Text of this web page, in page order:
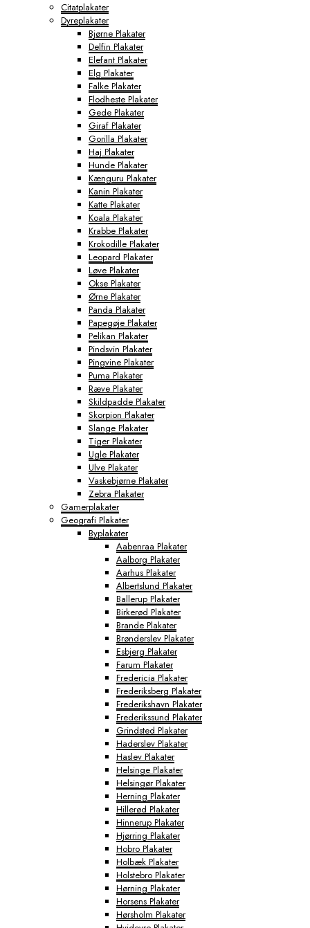
Citatplakater
Dyreplakater
Bjørne Plakater
Delfin Plakater
Elefant Plakater
Elg Plakater
Falke Plakater
Flodheste Plakater
Gede Plakater
Giraf Plakater
Gorilla Plakater
Haj Plakater
Hunde Plakater
Kænguru Plakater
Kanin Plakater
Katte Plakater
Koala Plakater
Krabbe Plakater
Krokodille Plakater
Leopard Plakater
Løve Plakater
Okse Plakater
Ørne Plakater
Panda Plakater
Papegøje Plakater
Pelikan Plakater
Pindsvin Plakater
Pingvine Plakater
Puma Plakater
Ræve Plakater
Skildpadde Plakater
Skorpion Plakater
Slange Plakater
Tiger Plakater
Ugle Plakater
Ulve Plakater
Vaskebjørne Plakater
Zebra Plakater
Gamerplakater
Geografi Plakater
Byplakater
Aabenraa Plakater
Aalborg Plakater
Aarhus Plakater
Albertslund Plakater
Ballerup Plakater
Birkerød Plakater
Brande Plakater
Brønderslev Plakater
Esbjerg Plakater
Farum Plakater
Fredericia Plakater
Frederiksberg Plakater
Frederikshavn Plakater
Frederikssund Plakater
Grindsted Plakater
Haderslev Plakater
Haslev Plakater
Helsinge Plakater
Helsingør Plakater
Herning Plakater
Hillerød Plakater
Hinnerup Plakater
Hjørring Plakater
Hobro Plakater
Holbæk Plakater
Holstebro Plakater
Hørning Plakater
Horsens Plakater
Hørsholm Plakater